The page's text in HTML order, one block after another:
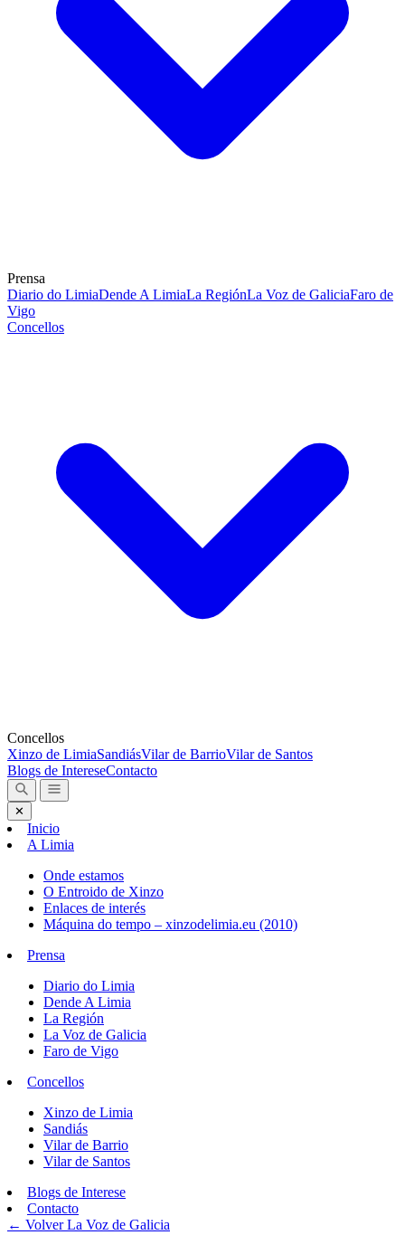
Prensa
Diario do LimiaDende A LimiaLa RegiónLa Voz de GaliciaFaro de
Vigo
Concellos
Concellos
Xinzo de LimiaSandiásVilar de BarrioVilar de Santos
Blogs de IntereseContacto
✕
Inicio
A Limia
Onde estamos
O Entroido de Xinzo
Enlaces de interés
Máquina do tempo – xinzodelimia.eu (2010)
Prensa
Diario do Limia
Dende A Limia
La Región
La Voz de Galicia
Faro de Vigo
Concellos
Xinzo de Limia
Sandiás
Vilar de Barrio
Vilar de Santos
Blogs de Interese
Contacto
← VolverLa Voz de Galicia